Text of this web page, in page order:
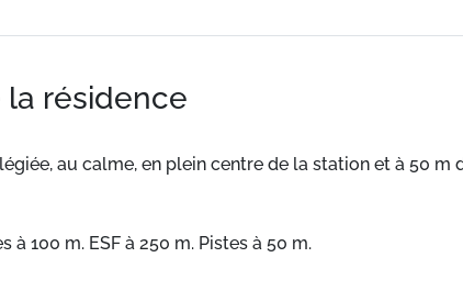
résidence
au calme, en plein centre de la station et à 50 m
à 100 m. ESF à 250 m. Pistes à 50 m.